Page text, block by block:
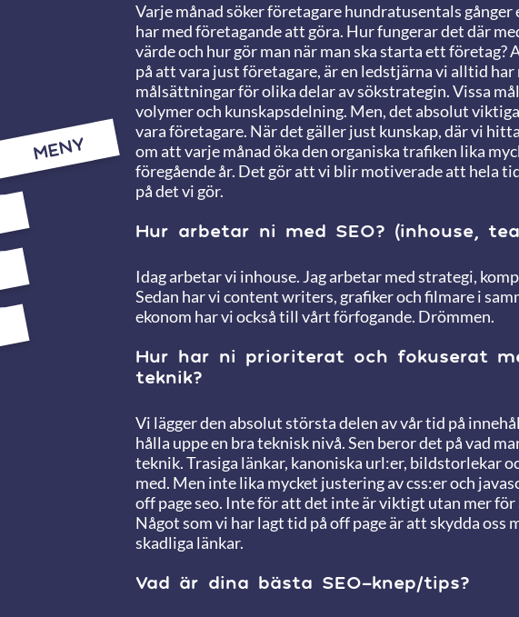
MENY
Varje månad söker företagare hundratusentals
har med företagande att göra. Hur fungerar det där
värde och hur gör man när man ska starta ett
på att vara just företagare, är en ledstjärna vi alltid har
målsättningar för olika delar av sökstrategin. Vissa
volymer och kunskapsdelning. Men, det absolut
vara företagare. När det gäller just kunskap, där vi
om att varje månad öka den organiska trafiken lika
föregående år. Det gör att vi blir motiverade att hela
på det vi gör.
Hur arbetar ni med SEO? (inhouse,
Idag arbetar vi inhouse. Jag arbetar med strategi,
Sedan har vi content writers, grafiker och filmare i
ekonom har vi också till vårt förfogande. Drömmen.
Hur har ni prioriterat och fokuserat
teknik?
Vi lägger den absolut största delen av vår tid på
hålla uppe en bra teknisk nivå. Sen beror det på vad
teknik. Trasiga länkar, kanoniska url:er, bildstorlekar
med. Men inte lika mycket justering av css:er och
off page seo. Inte för att det inte är viktigt utan mer
Något som vi har lagt tid på off page är att skydda
skadliga länkar.
Vad är dina bästa SEO-knep/tips?